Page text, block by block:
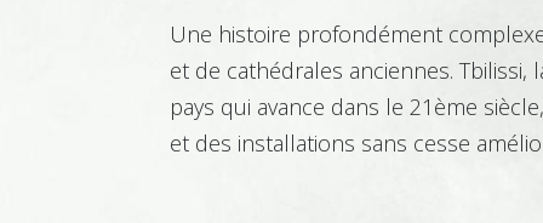
Traiteur
Une histoire profondément
et de cathédrales anciennes.
pays qui avance dans le 21ème
et des installations sans cesse